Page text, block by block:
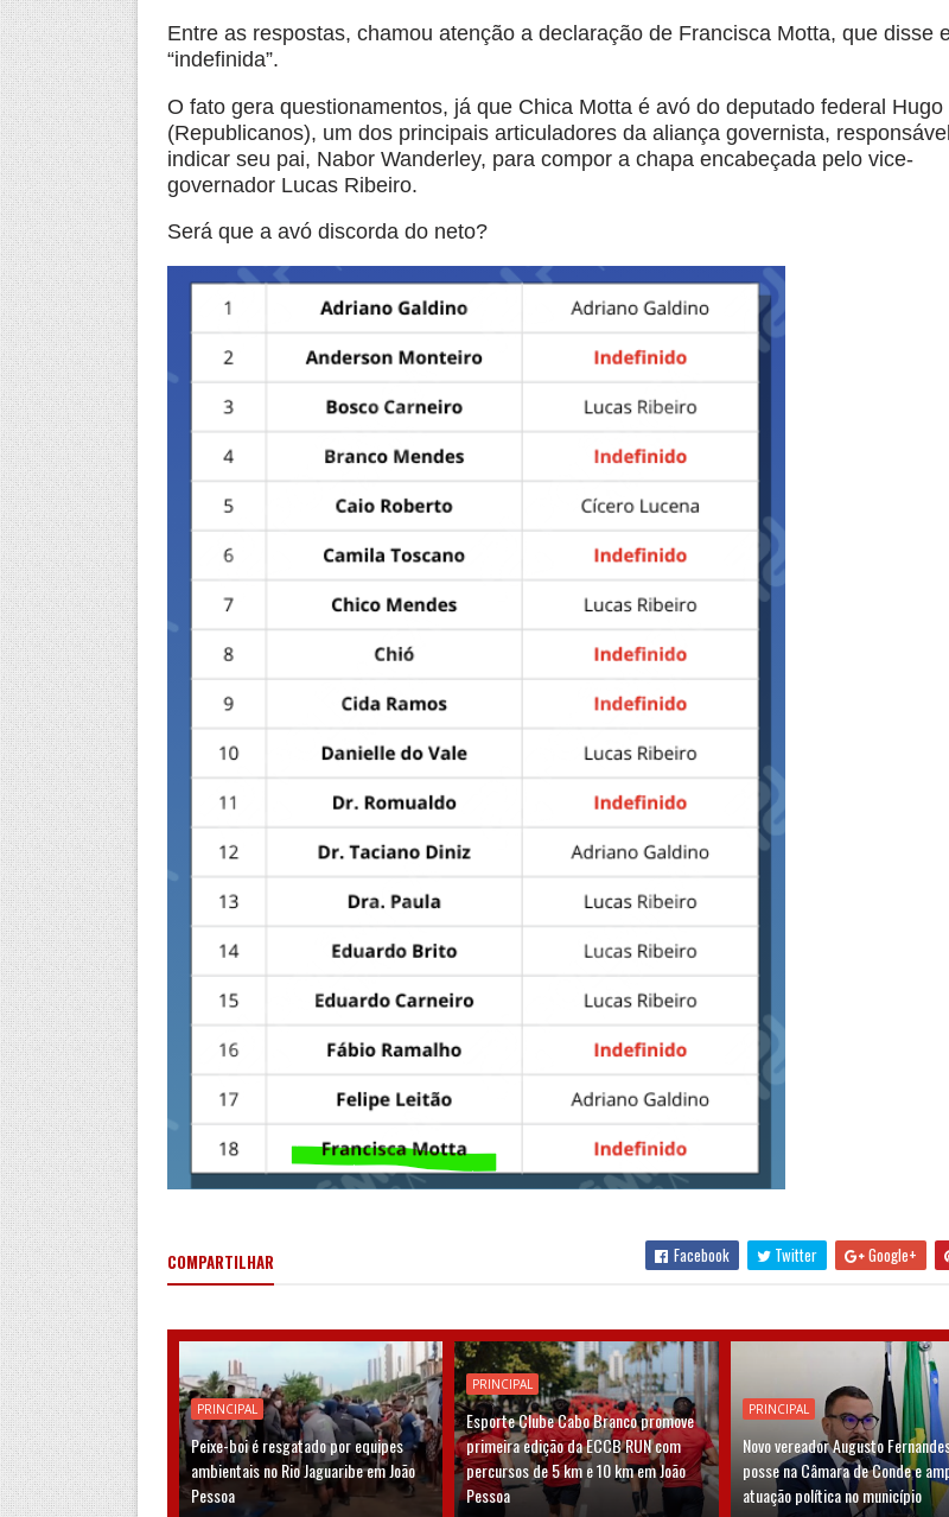
Entre as respostas, chamou atenção a declaração de Francisca Motta, que disse
“indefinida”.
O fato gera questionamentos, já que Chica Motta é avó do deputado federal Hugo
(Republicanos), um dos principais articuladores da aliança governista,
indicar seu pai, Nabor Wanderley, para compor a chapa encabeçada pelo vice-
governador Lucas Ribeiro.
Será que a avó discorda do neto?
COMPARTILHAR Facebook Twitter Google+
PRINCIPAL
Peixe-boi é resgatado por equipes
ambientais no Rio Jaguaribe em João
Pessoa
PRINCIPAL
Esporte Clube Cabo Branco promove
primeira edição da ECCB RUN com
percursos de 5 km e 10 km em João
Pessoa
PRINCIPAL
Novo vereador Augusto
posse na Câmara de Conde e
atuação política no município